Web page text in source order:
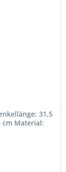
31,5
cm Material: